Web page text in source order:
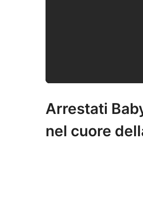
Arrestati
nel cuore